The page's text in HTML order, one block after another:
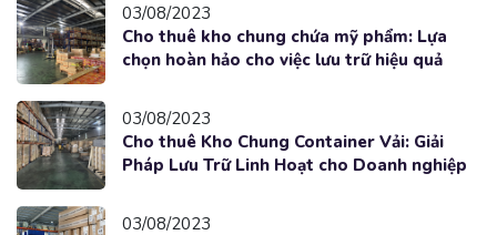
03/08/2023
Cho thuê kho chung chứa mỹ phẩm: Lựa
chọn hoàn hảo cho việc lưu trữ hiệu quả
03/08/2023
Cho thuê Kho Chung Container Vải: Giải
Pháp Lưu Trữ Linh Hoạt cho Doanh nghiệp
03/08/2023